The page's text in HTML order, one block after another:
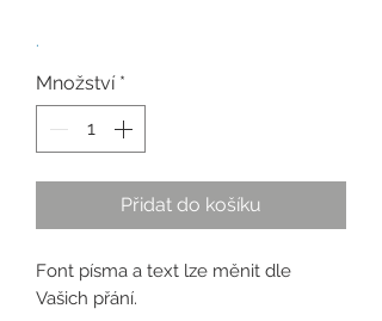
.
Množství *
Přidat do košíku
Font písma a text lze měnit dle
Vašich přání.